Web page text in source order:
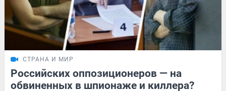
СТРАНА И МИР
Российских оппозиционеров — на
обвиненных в шпионаже и киллера?